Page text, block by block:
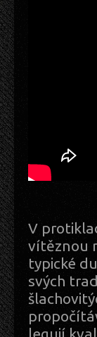
V
vítěznou
typické
svých
legují